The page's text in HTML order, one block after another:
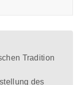
Tradition
des